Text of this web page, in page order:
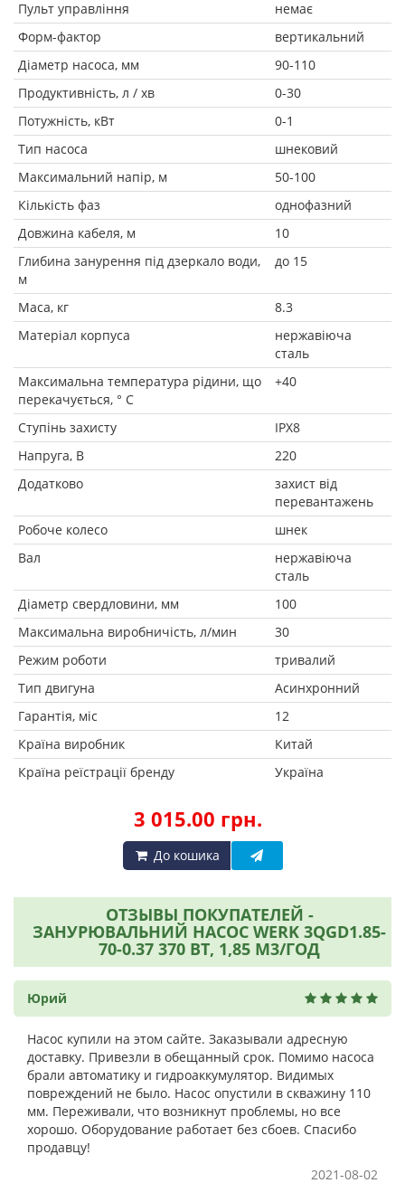
Пульт управління
немає
Форм-фактор
вертикальний
Діаметр насоса, мм
90-110
Продуктивність, л / хв
0-30
Потужність, кВт
0-1
Тип насоса
шнековий
Максимальний напір, м
50-100
Кількість фаз
однофазний
Довжина кабеля, м
10
Глибина занурення під дзеркало води,
м
до 15
Маса, кг
8.3
Матеріал корпуса
нержавіюча
сталь
Максимальна температура рідини, що
перекачується, ° C
+40
Ступінь захисту
IPX8
Напруга, В
220
Додатково
захист від
перевантажень
Робоче колесо
шнек
Вал
нержавіюча
сталь
Діаметр свердловини, мм
100
Максимальна виробничість, л/мин
30
Режим роботи
тривалий
Тип двигуна
Асинхронний
Гарантія, міс
12
Країна виробник
Китай
Країна реїстрації бренду
Україна
3 015.00 грн.
До кошика
ОТЗЫВЫ ПОКУПАТЕЛЕЙ -
ЗАНУРЮВАЛЬНИЙ НАСОС WERK 3QGD1.85-
70-0.37 370 ВТ, 1,85 М3/ГОД
Юрий
Насос купили на этом сайте. Заказывали адресную
доставку. Привезли в обещанный срок. Помимо насоса
брали автоматику и гидроаккумулятор. Видимых
повреждений не было. Насос опустили в скважину 110
мм. Переживали, что возникнут проблемы, но все
хорошо. Оборудование работает без сбоев. Спасибо
продавцу!
2021-08-02